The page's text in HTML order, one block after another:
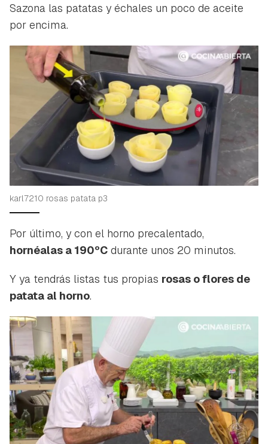
Sazona las patatas y échales un poco de aceite
por encima.
karl7210 rosas patata p3
Por último, y con el horno precalentado,
hornéalas a 190ºC durante unos 20 minutos.
Y ya tendrás listas tus propias rosas o flores de
patata al horno.